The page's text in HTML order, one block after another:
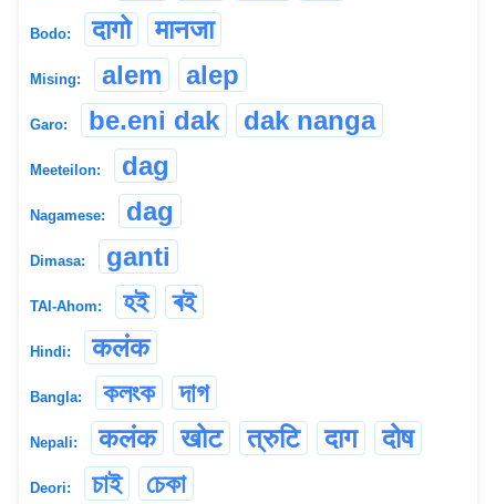
Bodo: दागो मानजा
Mising: alem alep
Garo: be.eni dak dak nanga
Meeteilon: dag
Nagamese: dag
Dimasa: ganti
TAI-Ahom: হই ৰই
Hindi: कलंक
Bangla: কলংক দাগ
Nepali: कलंक खोट त्रुटि दाग दोष
Deori: চাই চেকা